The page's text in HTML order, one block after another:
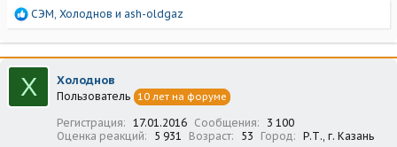
Р
а
к
ц
и
и
СЭМ, Холоднов и ash-oldgaz
Х Холоднов
Пользователь 10 лет на форуме
Регистрация 17.01.2016 Сообщения
3 100
Оценка реакций
5 931 Возраст 53 Город Р.Т., г. Казань